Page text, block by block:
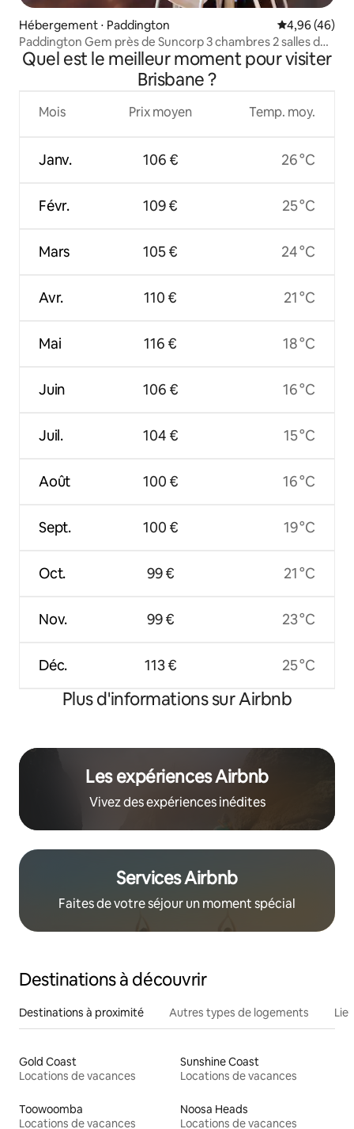
Hébergement ⋅ Paddington Évaluation
4,96 (46)
Paddington Gem près de Suncorp 3 chambres 2 salles de
bain
Quel est le meilleur moment pour visiter
Brisbane ?
Mois
Janv.
Févr.
Mars
Avr.
Mai
Juin
Juil.
Août
Sept.
Oct.
Nov.
Déc.
Prix moyen
106 €
109 €
105 €
110 €
116 €
106 €
104 €
100 €
100 €
99 €
99 €
113 €
Temp. moy.
26 °C
25 °C
24 °C
21 °C
18 °C
16 °C
15 °C
16 °C
19 °C
21 °C
23 °C
25 °C
Plus d'informations sur Airbnb
Les expériences Airbnb
Vivez des expériences inédites
Services Airbnb
Faites de votre séjour un moment spécial
Destinations à découvrir
Destinations à proximité Autres types de logements
Gold Coast
Locations de vacances
Sunshine Coast
Locations de vacances
Toowoomba
Locations de vacances
Noosa Heads
Locations de vacances